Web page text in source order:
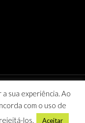
Lda NIF: 507 095
sua experiência. Ao
com o uso de
los.
Aceitar